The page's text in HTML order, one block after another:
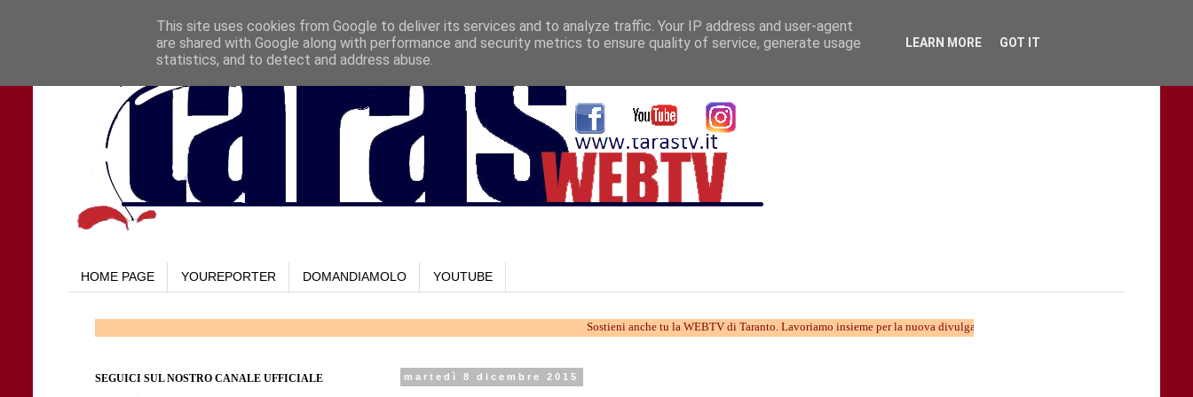
HOME PAGE YOUREPORTER DOMANDIAMOLO YOUTUBE
Sostieni anche tu la WEBTV di Taranto. Lavoriamo insieme per la nuova divulgazione...... TARAStv e' parte della Taranto che
martedì 8 dicembre 2015
SEGUICI SUL NOSTRO CANALE UFFICIALE
This site uses cookies from Google to deliver its services and to analyze traffic. Your IP address and user-agent
are shared with Google along with performance and security metrics to ensure quality of service, generate usage
statistics, and to detect and address abuse.
LEARN MORE GOT IT